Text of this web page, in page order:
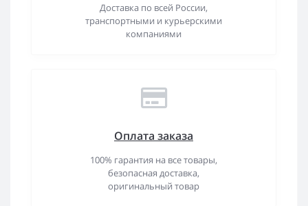
Доставка по всей России,
транспортными и курьерскими
компаниями
Оплата заказа
100% гарантия на все товары,
безопасная доставка,
оригинальный товар